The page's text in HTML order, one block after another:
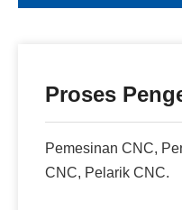
Proses
Pemesinan CNC,
CNC, Pelarik CNC.